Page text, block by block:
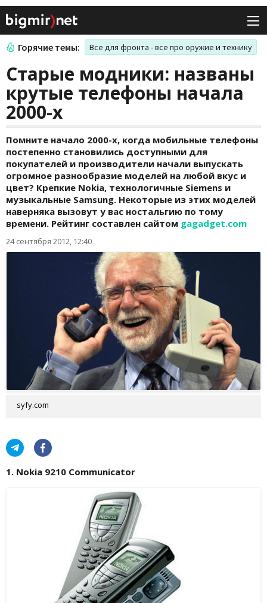
Горячие темы: Все для фронта - все про оружие и технику
Старые модники: названы
крутые телефоны начала
2000-х
Помните начало 2000-х, когда мобильные телефоны
постепенно становились доступными для
покупателей и производители начали выпускать
огромное разнообразие моделей на любой вкус и
цвет? Крепкие Nokia, технологичные Siemens и
музыкальные Samsung. Некоторые из этих моделей
наверняка вызовут у вас ностальгию по тому
времени. Рейтинг составлен сайтом gagadget.com
24 сентября 2012, 12:40
syfy.com
1. Nokia 9210 Communicator